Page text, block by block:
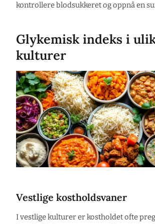
kontrollere blodsukkeret og oppnå en
Glykemisk indeks i
kulturer
Vestlige kostholdsvaner
I vestlige kulturer er kostholdet ofte